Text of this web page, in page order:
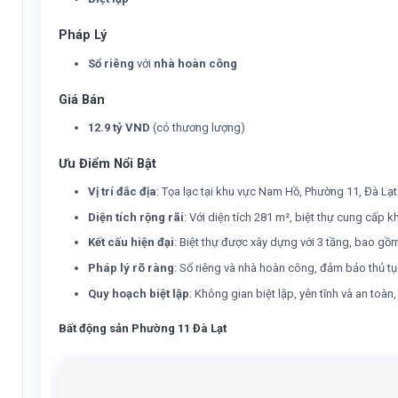
Pháp Lý
Sổ riêng với nhà hoàn công
Giá Bán
12.9 tỷ VND (có thương lượng)
Ưu Điểm Nổi Bật
Vị trí đắc địa: Tọa lạc tại khu vực Nam Hồ, Phường 11, Đà
Diện tích rộng rãi: Với diện tích 281 m², biệt thự cung cấp
Kết cấu hiện đại: Biệt thự được xây dựng với 3 tầng, bao
Pháp lý rõ ràng: Sổ riêng và nhà hoàn công, đảm bảo thủ
Quy hoạch biệt lập: Không gian biệt lập, yên tĩnh và an
Bất động sản Phường 11 Đà Lạt